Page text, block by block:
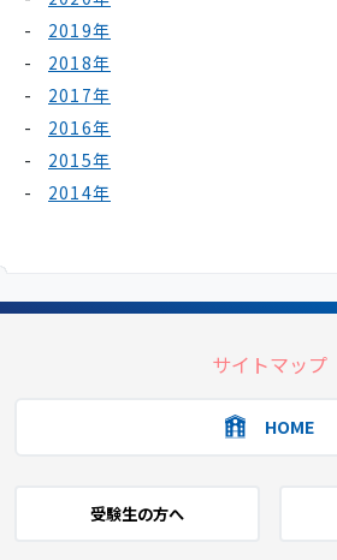
2019年
2018年
2017年
2016年
2015年
2014年
サイトマップ
HOME
受験生の方へ